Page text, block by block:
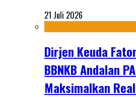
21 Juli 2026
Dirjen Keuda
BBNKB Andalan
Maksimalkan